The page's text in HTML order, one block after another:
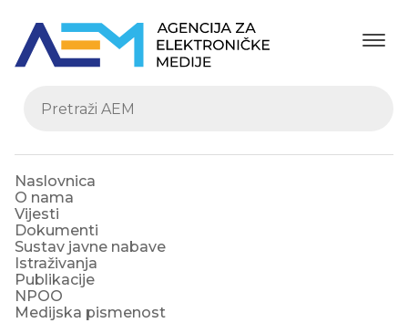
Naslovnica
O nama
Vijesti
Dokumenti
Sustav javne nabave
Istraživanja
Publikacije
NPOO
Medijska pismenost